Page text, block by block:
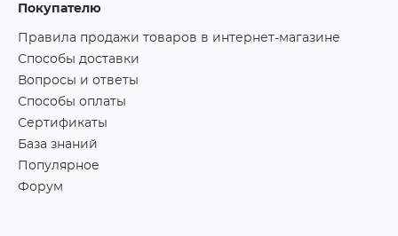
Покупателю
Правила продажи товаров в интернет-магазине
Способы доставки
Вопросы и ответы
Способы оплаты
Сертификаты
База знаний
Популярное
Форум